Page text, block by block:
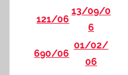
121/06
13/09/0
6
690/06
01/02/
06